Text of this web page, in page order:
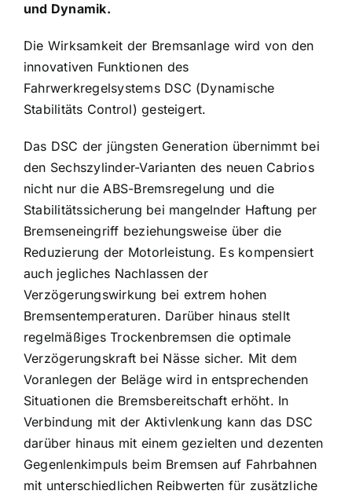
und Dynamik.
Die Wirksamkeit der Bremsanlage wird von den
innovativen Funktionen des
Fahrwerkregelsystems DSC (Dynamische
Stabilitäts Control) gesteigert.
Das DSC der jüngsten Generation übernimmt bei
den Sechszylinder-Varianten des neuen Cabrios
nicht nur die ABS-Bremsregelung und die
Stabilitätssicherung bei mangelnder Haftung per
Bremseneingriff beziehungsweise über die
Reduzierung der Motorleistung. Es kompensiert
auch jegliches Nachlassen der
Verzögerungswirkung bei extrem hohen
Bremsentemperaturen. Darüber hinaus stellt
regelmäßiges Trockenbremsen die optimale
Verzögerungskraft bei Nässe sicher. Mit dem
Voranlegen der Beläge wird in entsprechenden
Situationen die Bremsbereitschaft erhöht. In
Verbindung mit der Aktivlenkung kann das DSC
darüber hinaus mit einem gezielten und dezenten
Gegenlenkimpuls beim Bremsen auf Fahrbahnen
mit unterschiedlichen Reibwerten für zusätzliche